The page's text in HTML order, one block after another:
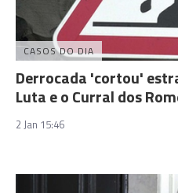
CASOS DO DIA
Derrocada 'cortou'
Luta e o Curral dos
2 Jan 15:46